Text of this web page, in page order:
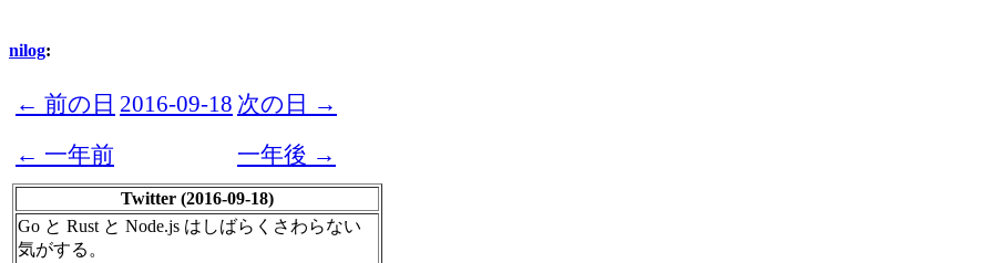
nilog:
← 前の日 2016-09-18 次の日 →
← 一年前
一年後 →
Twitter (2016-09-18)
Go と Rust と Node.js はしばらくさわらない
気がする。